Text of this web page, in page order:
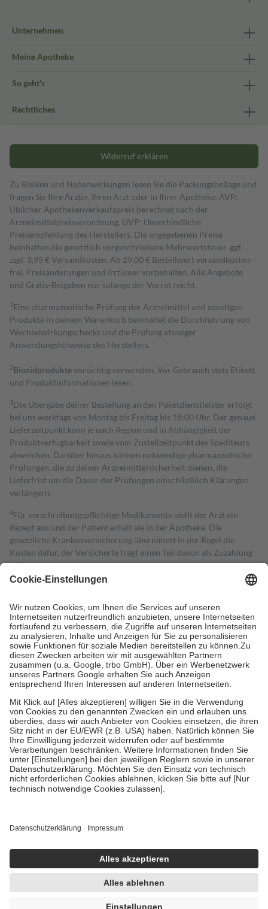
Unternehmen
Meine Apotheke
So geht's
Rechtliches
Widerruf erklären
Zu Risiken und Nebenwirkungen lesen Sie die Packungsbeilage und
fragen Sie Ihre Ärztin, Ihren Arzt oder in Ihrer Apotheke. AVP:
Üblicher Apothekenverkaufspreis berechnet nach der
Arzneimittelpreisverordnung. UVP: Unverbindliche
Preisempfehlung des Herstellers. Die angegebenen Preise
beinhalten die gesetzlich vorgeschriebene Mehrwertsteuer, ggf.
zzgl. 3,95 € Versandkosten. Ab 29,00 € Bestell­wert versand­kosten­
frei. Preisänderungen und Irrtümer vorbehalten. Alle Angebote
und Gratis-Beigaben nur solange der Vorrat reicht.
1 Eine pharmazeutische Prüfung der Arzneimittel und sonstigen
Produkte in deinem Warenkorb beinhaltet die Durchführung von
Wechselwirkungschecks und die Prüfung etwaiger
Anwendungshinweise des Herstellers.
2Biozidproduktevorsichtig verwenden. Vor Gebrauch stets Etikett
und Produktinformationen lesen.
3Die Übergabe deiner Bestellung an den Paketdienstleister erfolgt
bei uns werktags von Montag bis Freitag bis 18:00 Uhr. Der genaue
Lieferzeitpunkt kann je nach Region und in Abhängigkeit der
Produktverfügbarkeit sowie vom Zustellzeitpunkt des Spediteurs
abweichen. Darüber hinaus können notwendige pharmazeutische
Prüfungen, die zu deiner Arzneimittelsicherheit dienen, die
Lieferfrist um die Dauer der Prüfungen einschließlich Klärungen
verlängern.
4Für verschreibungspflichtige Medikamente stellt der Arzt ein
Rezept aus und der Patient erhält sie in der Apotheke. Die
gesetzliche Krankenversicherung übernimmt in der Regel die
Kosten dafür, der Versicherte trägt einen Teil davon als Zuzahlung
mit.
Grundsätzlich leisten Mitglieder Zuzahlungen in Höhe von zehn
höchstens zehn Euro.
Es sind jedoch nie mehr als die tatsächlichen
Kosten der Leistung zu entrichten.
Diese Regeln gelten grundsätzlich auch für Online-Apotheken.
Bei Heilmitteln und häuslicher Krankenpflege beträgt die
Zuzahlung zehn Prozent der Kosten sowie zehn Euro je
Verordnung.
Um das Engagement der Versicherten für ihre eigene Gesundheit zu
stärken und die besondere Stellung der Familie zu unterstützen,
fallenkeine Zuzahlungenan bei:
• Kindern und Jugendlichen bis zum vollendeten 18. Lebensjahr
mit Ausnahme der Fahrkosten
• Untersuchungen zur Vorsorge und Früherkennung, die von der
GKV getragen werden
• empfohlenen Schutzimpfungen
• Harn- und Blutteststreifen
getroffen, um sicherzustellen, dass es sich um echte Bewertungen
https://help.etrusted.com/hc/de/articles/4419944605341
Einige Bilder und Inhalte wurden unter Zuhilfenahme künstlicher